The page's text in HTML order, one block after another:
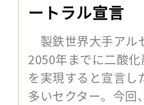
ートラル宣言
製鉄世界大手アル
2050年までに二酸
を実現すると宣言
多いセクター。今回